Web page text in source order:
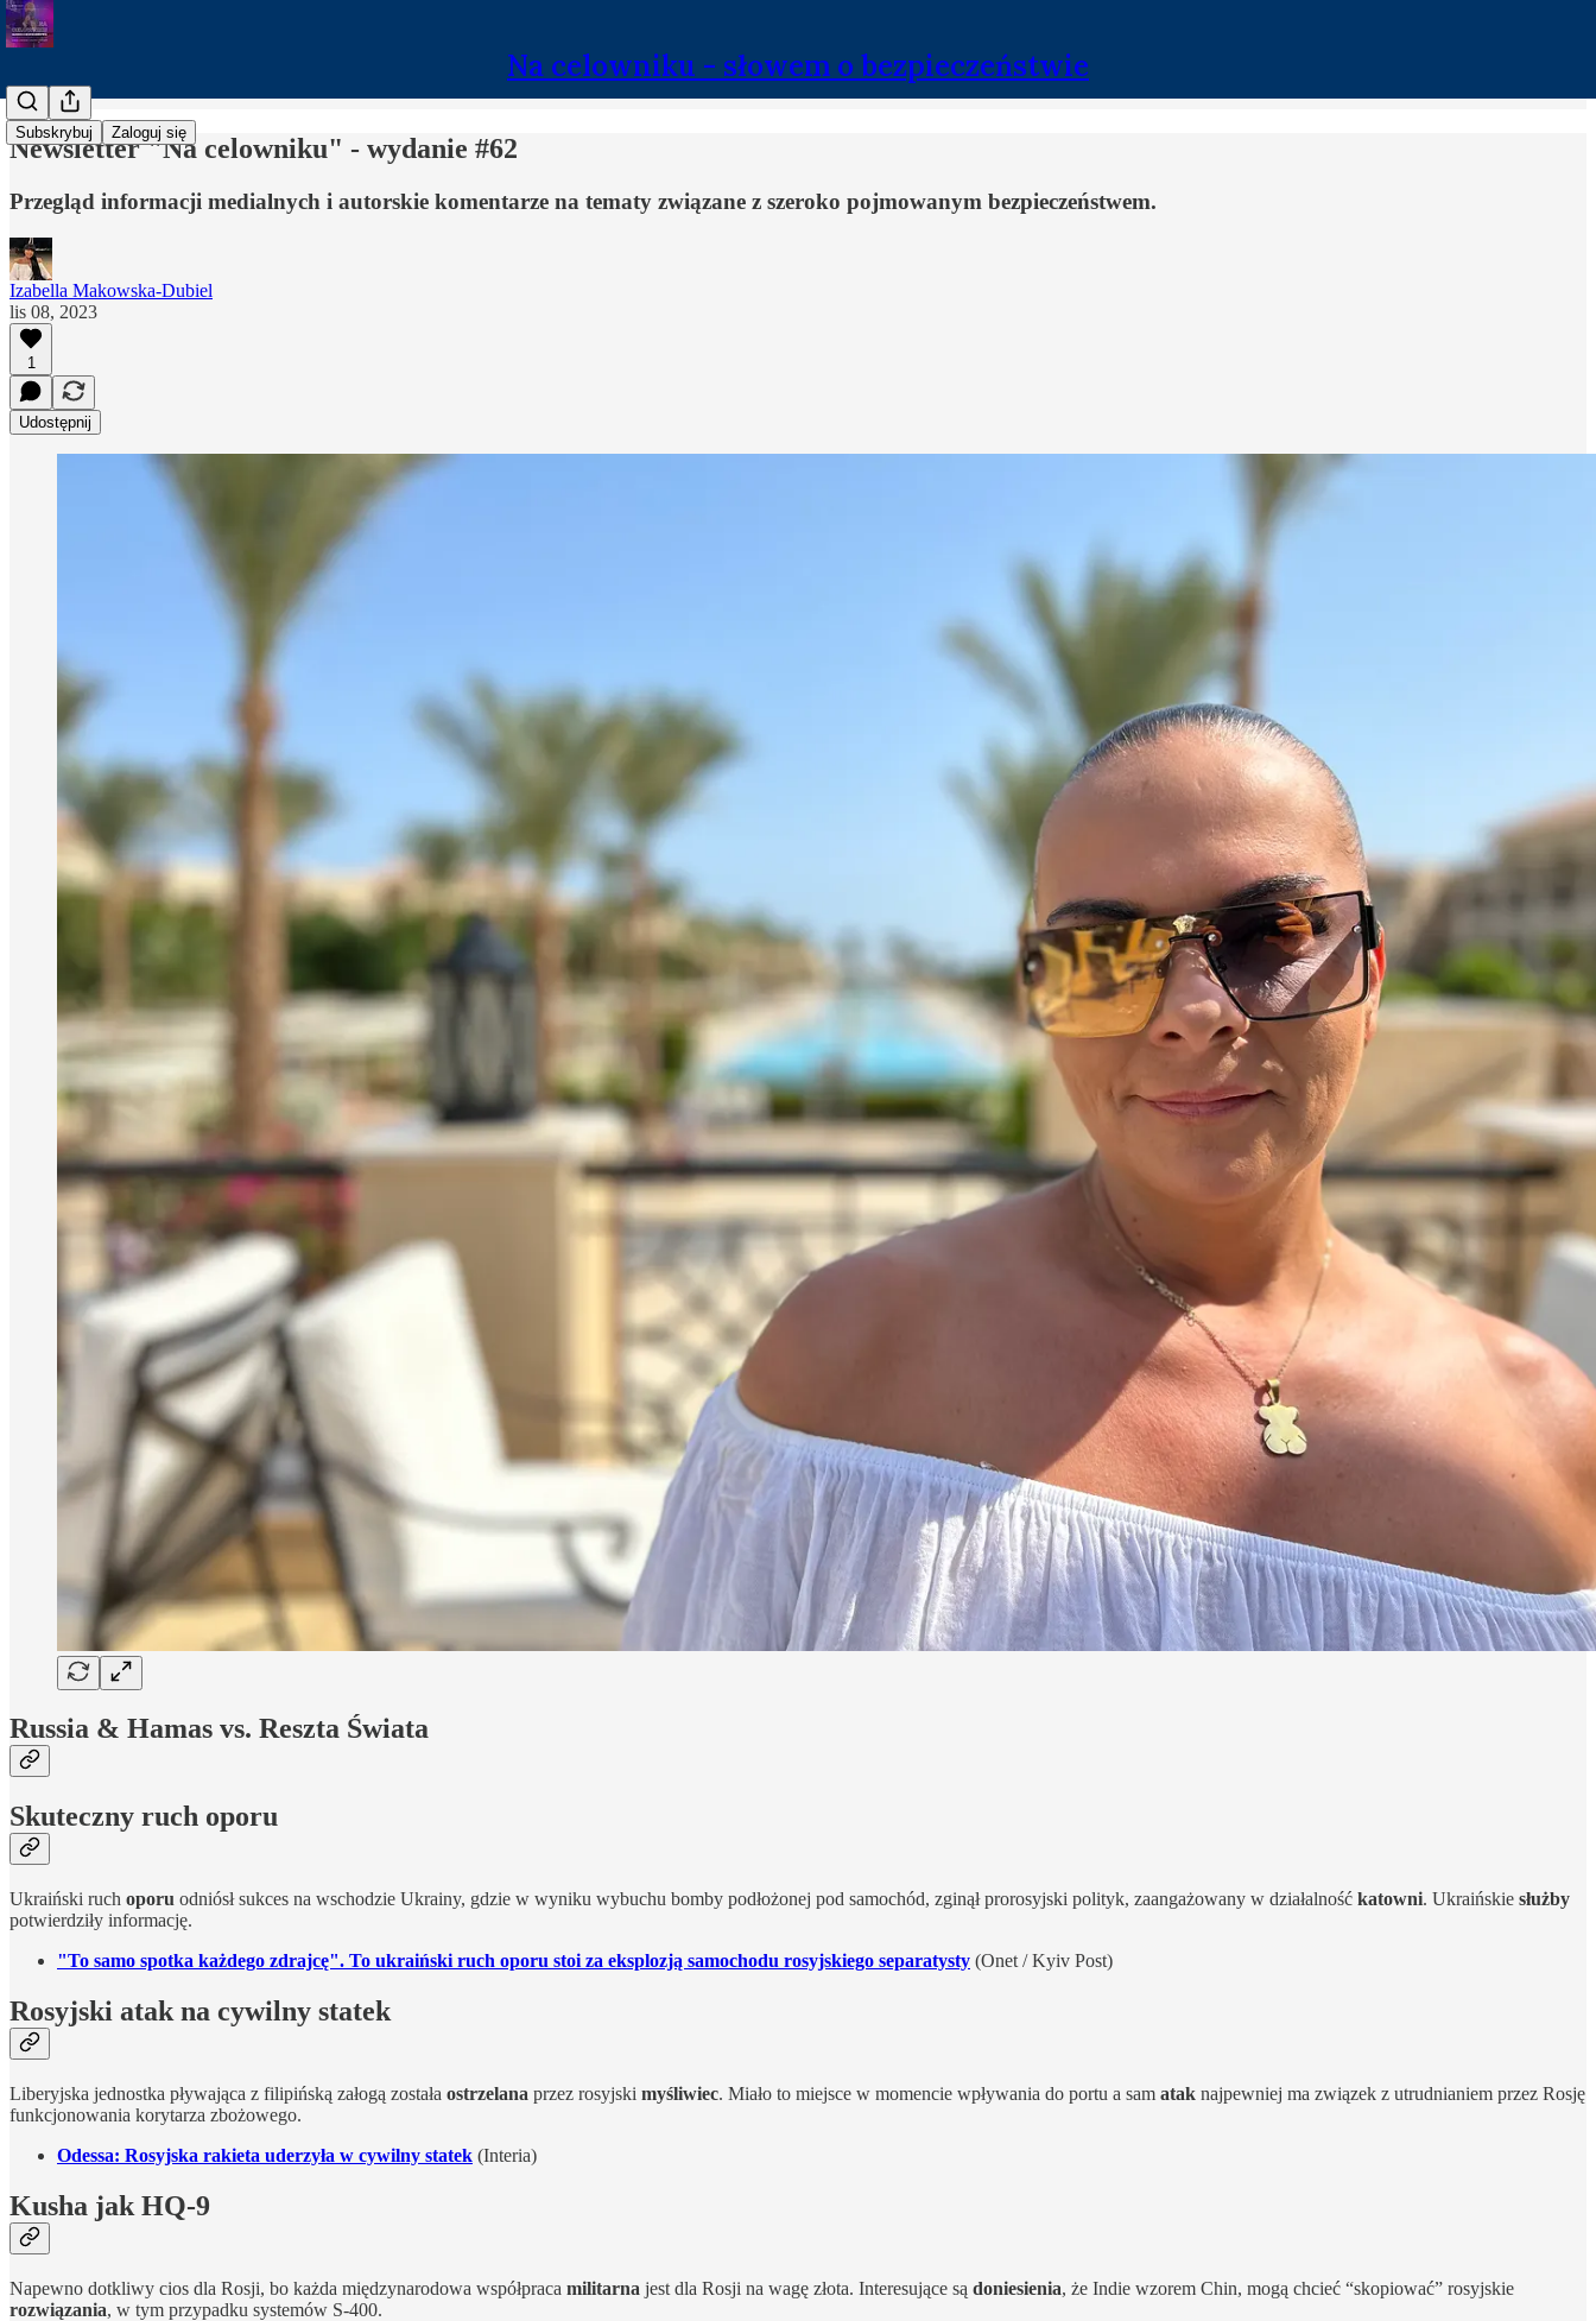
Na celowniku - słowem o bezpieczeństwie
Subskrybuj Zaloguj się
Newsletter "Na celowniku" - wydanie #62
Przegląd informacji medialnych i autorskie komentarze na tematy związane z szeroko pojmowanym bezpieczeństwem.
Izabella Makowska-Dubiel
lis 08, 2023
1
Udostępnij
Russia & Hamas vs. Reszta Świata
Skuteczny ruch oporu
Ukraiński ruch oporu odniósł sukces na wschodzie Ukrainy, gdzie w wyniku wybuchu bomby podłożonej pod samochód, zginął prorosyjski polityk, zaangażowany w działalność katowni. Ukraińskie służby
potwierdziły informację.
"To samo spotka każdego zdrajcę". To ukraiński ruch oporu stoi za eksplozją samochodu rosyjskiego separatysty (Onet / Kyiv Post)
Rosyjski atak na cywilny statek
Liberyjska jednostka pływająca z filipińską załogą została ostrzelana przez rosyjski myśliwiec. Miało to miejsce w momencie wpływania do portu a sam atak najpewniej ma związek z utrudnianiem przez Rosję
funkcjonowania korytarza zbożowego.
Odessa: Rosyjska rakieta uderzyła w cywilny statek (Interia)
Kusha jak HQ-9
Napewno dotkliwy cios dla Rosji, bo każda międzynarodowa współpraca militarna jest dla Rosji na wagę złota. Interesujące są doniesienia, że Indie wzorem Chin, mogą chcieć “skopiować” rosyjskie
rozwiązania, w tym przypadku systemów S-400.